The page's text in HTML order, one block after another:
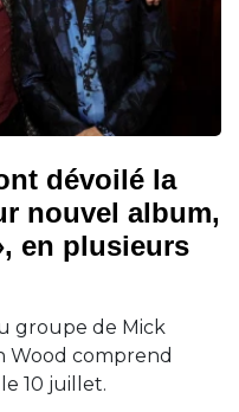
dévoilé la
nouvel album,
en plusieurs
groupe de Mick
Wood comprend
10 juillet.